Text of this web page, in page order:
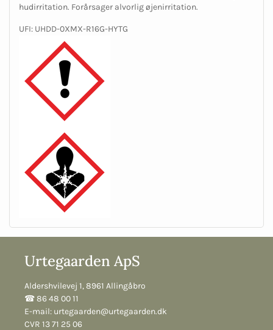
hudirritation. Forårsager alvorlig øjenirritation.
UFI: UHDD-0XMX-R16G-HYTG
Urtegaarden ApS
Aldershvilevej 1, 8961 Allingåbro
☎︎ 86 48 00 11
E-mail: urtegaarden@urtegaarden.dk
CVR 13 71 25 06